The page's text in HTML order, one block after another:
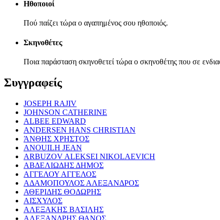
Ηθοποιοί
Πού παίζει τώρα ο αγαπημένος σου ηθοποιός.
Σκηνοθέτες
Ποια παράσταση σκηνοθετεί τώρα ο σκηνοθέτης που σε
Συγγραφείς
JOSEPH RAJIV
JOHNSON CATHERINE
ALBEE EDWARD
ANDERSEN HANS CHRISTIAN
ΆΝΘΗΣ ΧΡΗΣΤΟΣ
ANOUILH JEAN
ARBUZOV ALEKSEI NIKOLAEVICH
ΑΒΔΕΛΙΩΔΗΣ ΔΗΜΟΣ
ΑΓΓΕΛΟΥ ΑΓΓΕΛΟΣ
ΑΔΑΜΟΠΟΥΛΟΣ ΑΛΕΞΑΝΔΡΟΣ
ΑΘΕΡΙΔΗΣ ΘΟΔΩΡΗΣ
ΑΙΣΧΥΛΟΣ
ΑΛΕΞΑΚΗΣ ΒΑΣΙΛΗΣ
ΑΛΕΞΑΝΔΡΗΣ ΘΑΝΟΣ